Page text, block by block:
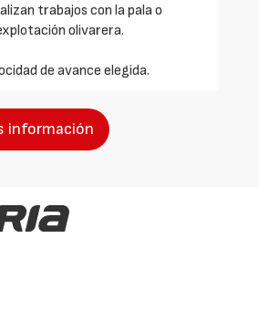
trabajos con la pala o
olivarera.
de avance elegida.
información